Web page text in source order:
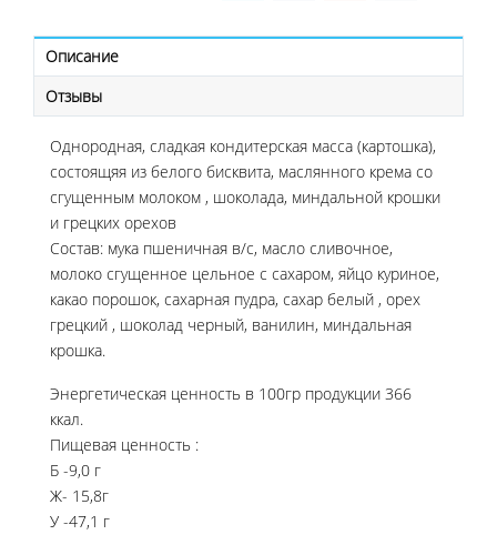
Описание
Отзывы
Однородная, сладкая кондитерская масса (картошка),
состоящяя из белого бисквита, маслянного крема со
сгущенным молоком , шоколада, миндальной крошки
и грецких орехов
Состав: мука пшеничная в/с, масло сливочное,
молоко сгущенное цельное с сахаром, яйцо куриное,
какао порошок, сахарная пудра, сахар белый , орех
грецкий , шоколад черный, ванилин, миндальная
крошка.
Энергетическая ценность в 100гр продукции 366
ккал.
Пищевая ценность :
Б -9,0 г
Ж- 15,8г
У -47,1 г